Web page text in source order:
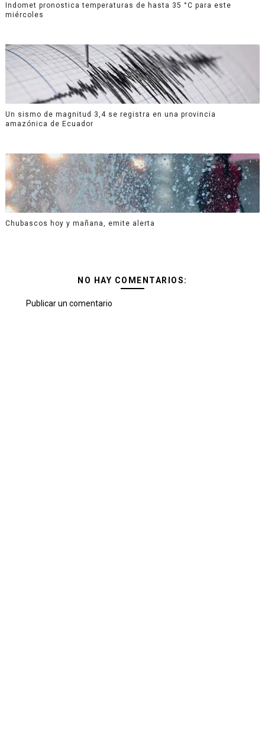
Indomet pronostica temperaturas de hasta 35 °C para este
miércoles
Un sismo de magnitud 3,4 se registra en una provincia
amazónica de Ecuador
Chubascos hoy y mañana, emite alerta
NO HAY COMENTARIOS:
Publicar un comentario